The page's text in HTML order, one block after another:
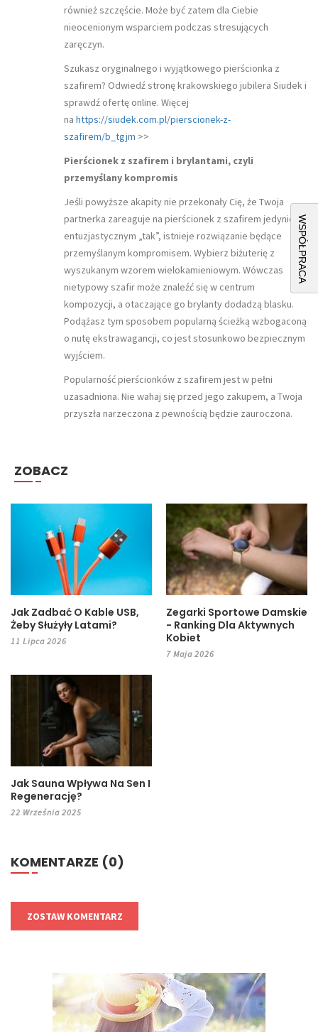
również szczęście. Może być zatem dla Ciebie
nieocenionym wsparciem podczas stresujących
zaręczyn.
Szukasz oryginalnego i wyjątkowego pierścionka z
szafirem? Odwiedź stronę krakowskiego jubilera Siudek i
sprawdź ofertę online. Więcej
na https://siudek.com.pl/pierscionek-z-
szafirem/b_tgjm >>
Pierścionek z szafirem i brylantami, czyli
przemyślany kompromis
Jeśli powyższe akapity nie przekonały Cię, że Twoja
partnerka zareaguje na pierścionek z szafirem jedynie
entuzjastycznym „tak”, istnieje rozwiązanie będące
przemyślanym kompromisem. Wybierz biżuterię z
wyszukanym wzorem wielokamieniowym. Wówczas
nietypowy szafir może znaleźć się w centrum
kompozycji, a otaczające go brylanty dodadzą blasku.
Podążasz tym sposobem popularną ścieżką wzbogaconą
o nutę ekstrawagancji, co jest stosunkowo bezpiecznym
wyjściem.
Popularność pierścionków z szafirem jest w pełni
uzasadniona. Nie wahaj się przed jego zakupem, a Twoja
przyszła narzeczona z pewnością będzie zauroczona.
ZOBACZ
Jak Zadbać O Kable USB,
Żeby Służyły Latami?
11 Lipca 2026
Zegarki Sportowe Damskie
- Ranking Dla Aktywnych
Kobiet
7 Maja 2026
Jak Sauna Wpływa Na Sen I
Regenerację?
22 Września 2025
KOMENTARZE (0)
ZOSTAW KOMENTARZ
WSPÓŁPRACA